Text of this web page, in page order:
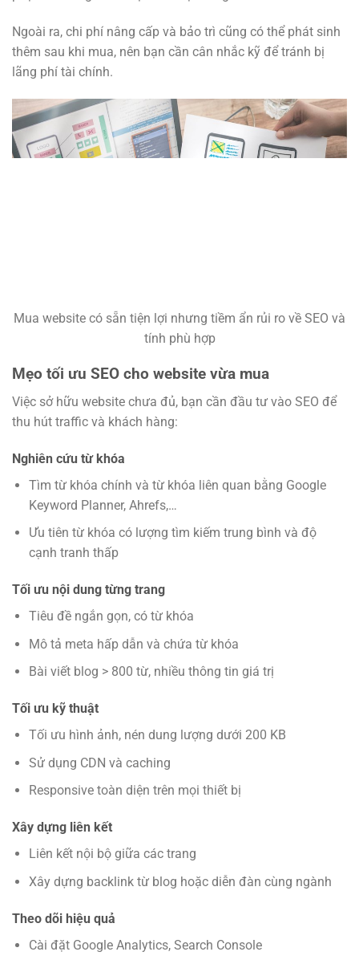
Ngoài ra, chi phí nâng cấp và bảo trì cũng có thể phát sinh
thêm sau khi mua, nên bạn cần cân nhắc kỹ để tránh bị
lãng phí tài chính.
Mua website có sẵn tiện lợi nhưng tiềm ẩn rủi ro về SEO và
tính phù hợp
Mẹo tối ưu SEO cho website vừa mua
Việc sở hữu website chưa đủ, bạn cần đầu tư vào SEO để
thu hút traffic và khách hàng:
Nghiên cứu từ khóa
Tìm từ khóa chính và từ khóa liên quan bằng Google
Keyword Planner, Ahrefs,…
Ưu tiên từ khóa có lượng tìm kiếm trung bình và độ
cạnh tranh thấp
Tối ưu nội dung từng trang
Tiêu đề ngắn gọn, có từ khóa
Mô tả meta hấp dẫn và chứa từ khóa
Bài viết blog > 800 từ, nhiều thông tin giá trị
Tối ưu kỹ thuật
Tối ưu hình ảnh, nén dung lượng dưới 200 KB
Sử dụng CDN và caching
Responsive toàn diện trên mọi thiết bị
Xây dựng liên kết
Liên kết nội bộ giữa các trang
Xây dựng backlink từ blog hoặc diễn đàn cùng ngành
Theo dõi hiệu quả
Cài đặt Google Analytics, Search Console